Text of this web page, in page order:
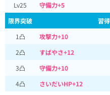
Lv25
守備力+5
限界突破
習
1凸
攻撃力+10
2凸
すばやさ+12
3凸
守備力+10
4凸
さいだいHP+12